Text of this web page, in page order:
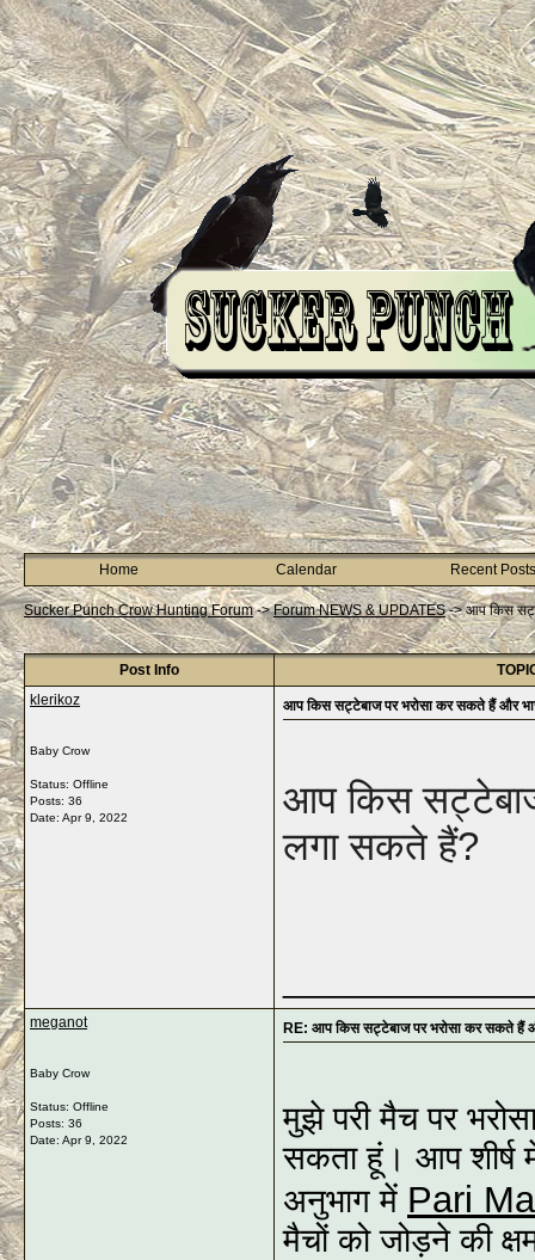
Home Calendar Recent Posts
Sucker Punch Crow Hunting Forum->Forum NEWS & UPDATES->आप किस
Post Info
klerikoz
Baby Crow
Status: Offline
Posts: 36
Date: Apr 9, 2022
आप किस सट्टेबाज पर भरोसा कर सकते हैं और
आप किस
लगा सकते हैं?
meganot
Baby Crow
Status: Offline
Posts: 36
Date: Apr 9, 2022
RE: आप किस सट्टेबाज पर भरोसा कर सकते हैं
मुझे परी मैच पर
सकता हूं। आप शीर्ष
अनुभाग में Pari
मैचों को जोड़ने की